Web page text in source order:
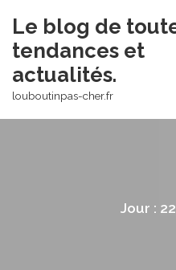
content
Le blog de
tendances et
actualités.
louboutinpas-cher.fr
Jour :